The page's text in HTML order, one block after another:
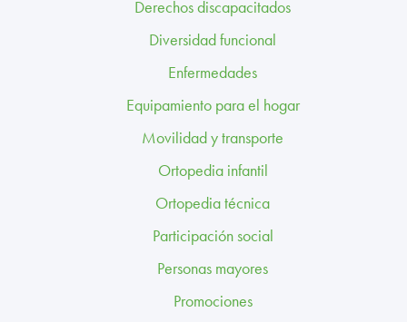
CANAL ÉTICO
Derechos discapacitados
Diversidad funcional
Enfermedades
Equipamiento para el hogar
Movilidad y transporte
Ortopedia infantil
Ortopedia técnica
Participación social
Personas mayores
Promociones